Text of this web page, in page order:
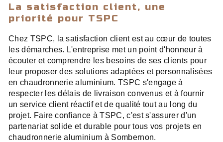
La satisfaction client, une
priorité pour TSPC
Chez TSPC, la satisfaction client est au cœur de toutes
les démarches. L'entreprise met un point d'honneur à
écouter et comprendre les besoins de ses clients pour
leur proposer des solutions adaptées et personnalisées
en chaudronnerie aluminium. TSPC s'engage à
respecter les délais de livraison convenus et à fournir
un service client réactif et de qualité tout au long du
projet. Faire confiance à TSPC, c'est s'assurer d'un
partenariat solide et durable pour tous vos projets en
chaudronnerie aluminium à Sombernon.